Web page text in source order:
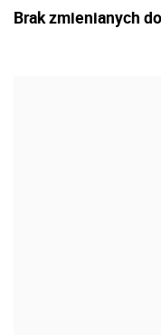
Brak zmienianych